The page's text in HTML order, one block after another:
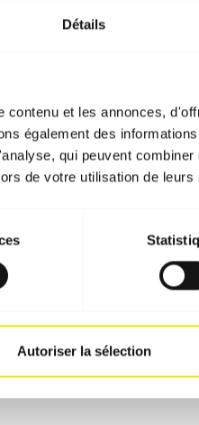
Détails
et les annonces,
également des
qui peuvent
de votre utilisation de leurs
Autoriser la sélection
» :
pas à brûler de
certes pour un
13501-1, un certificat
norme DIN EN B1.
considérée